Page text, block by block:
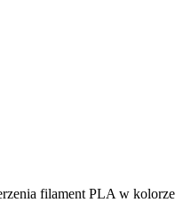
filament PLA w kolorze